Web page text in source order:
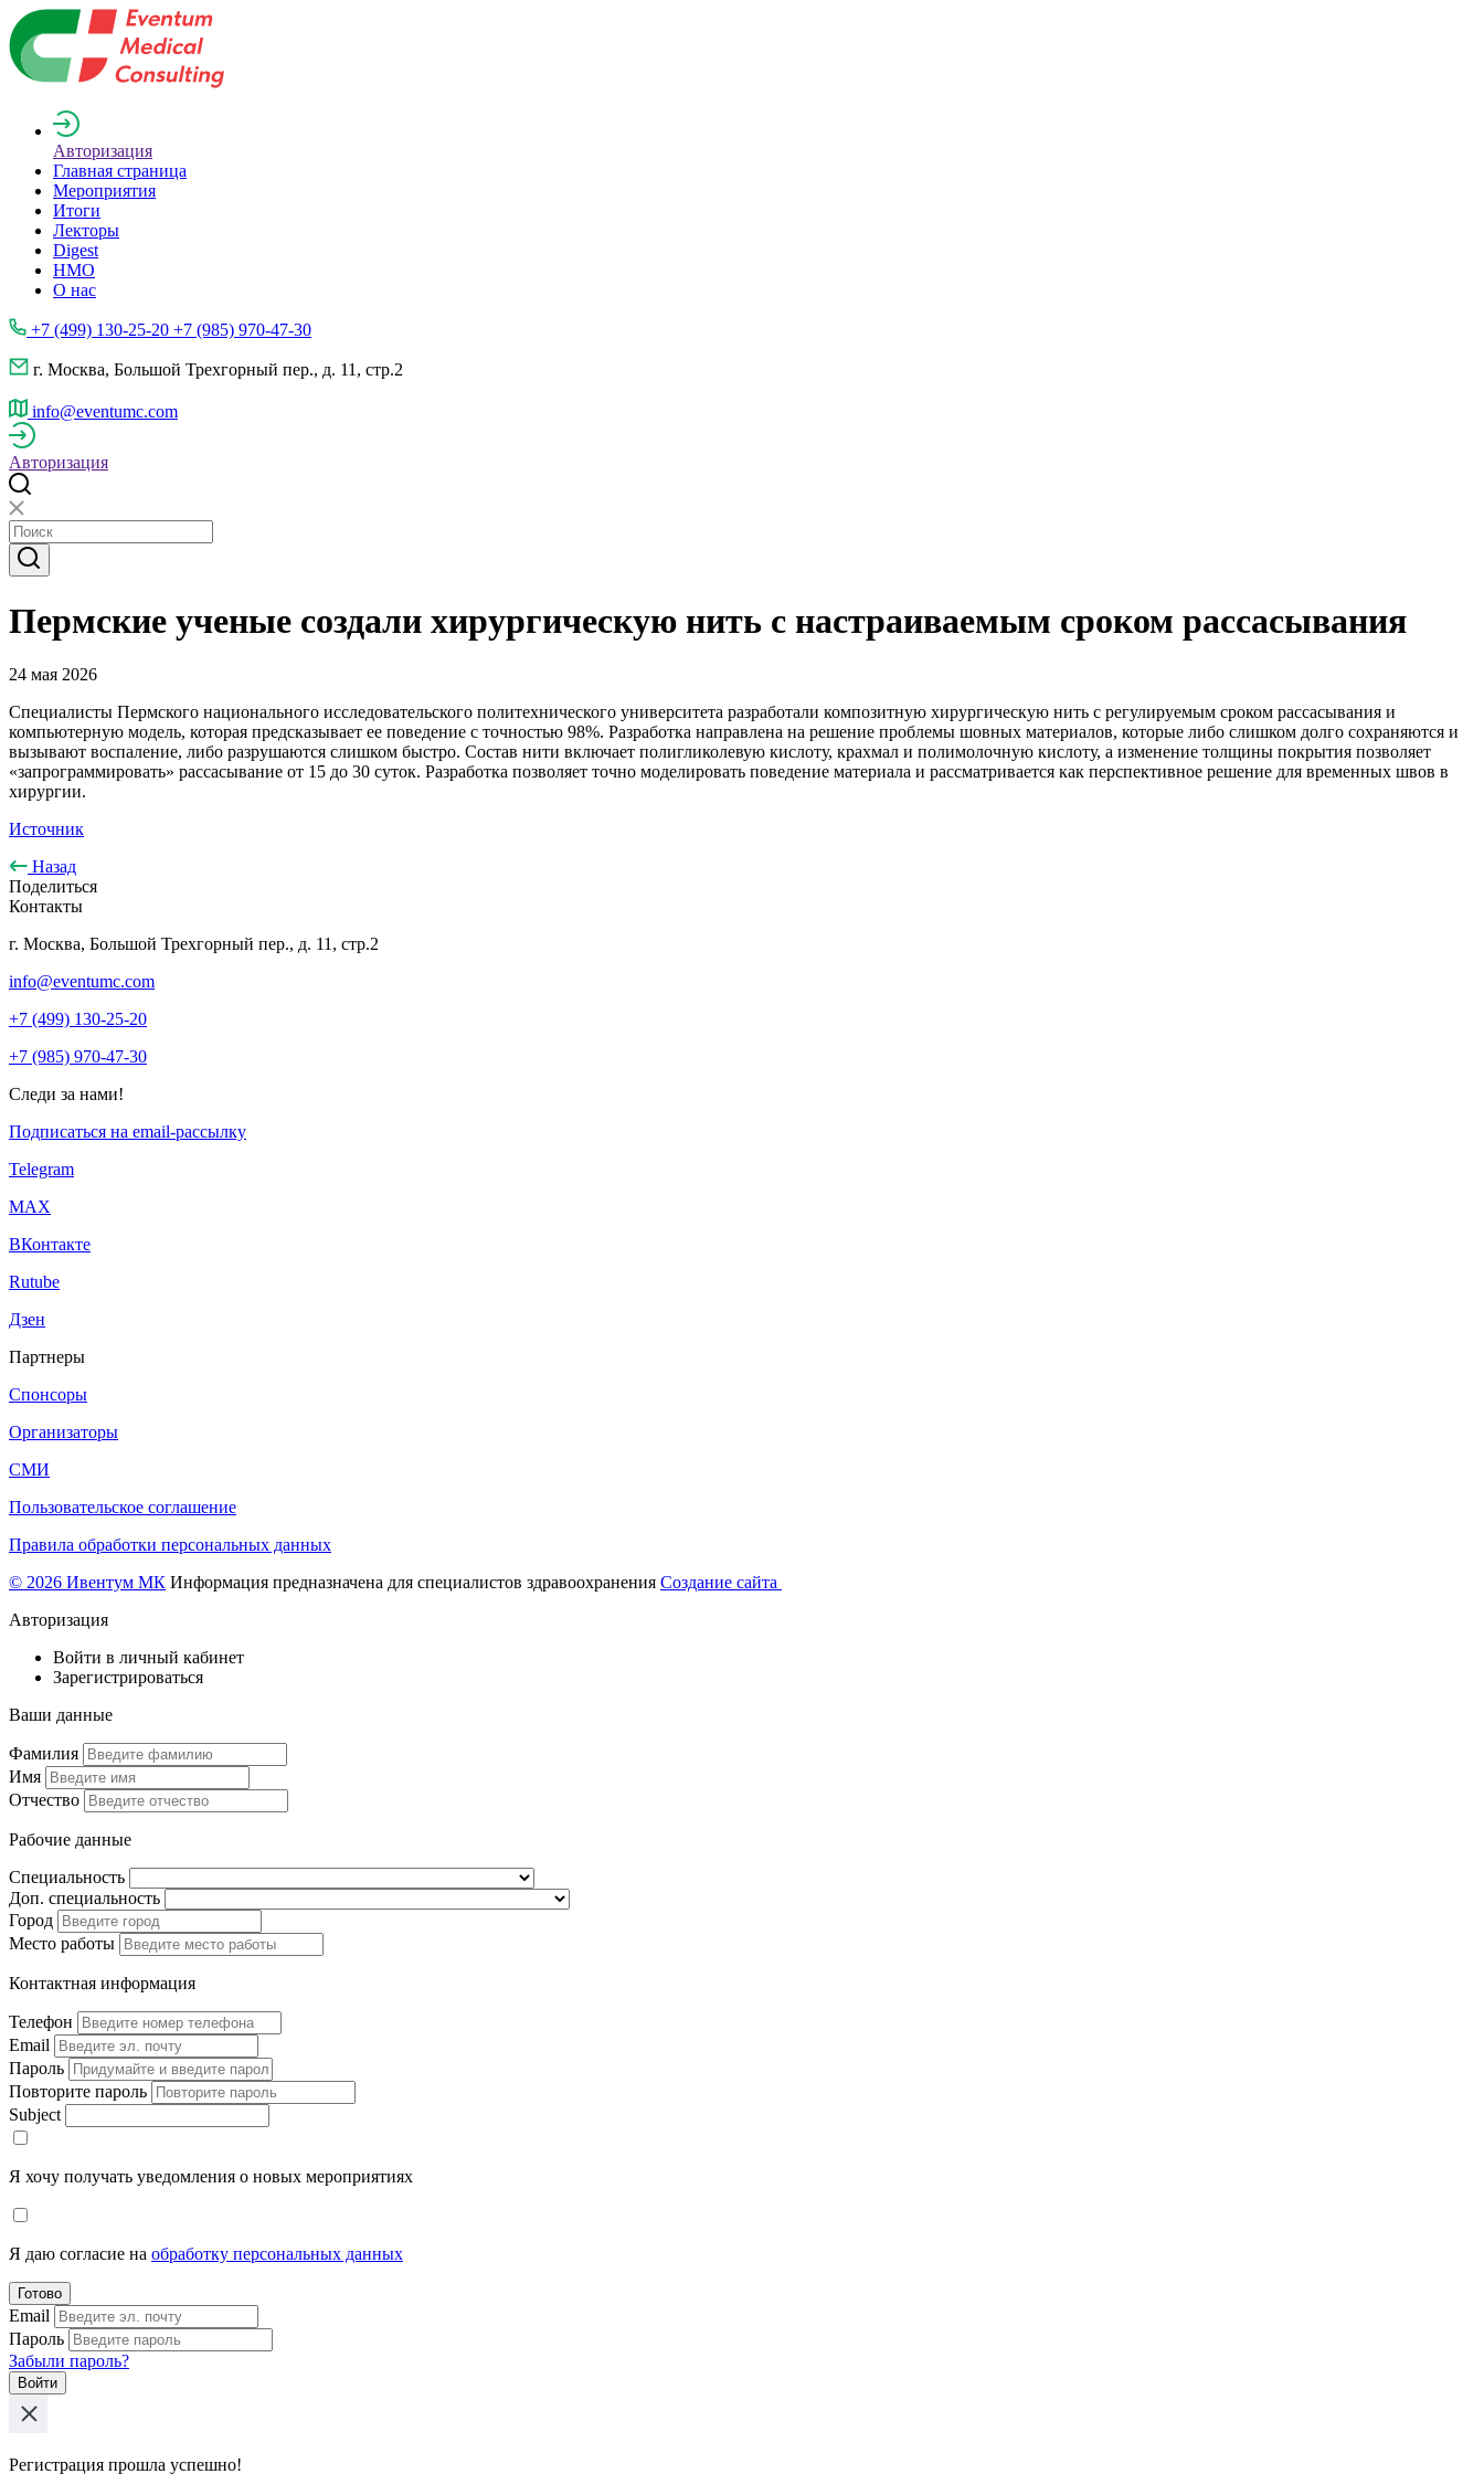
Авторизация
Главная страница
Мероприятия
Итоги
Лекторы
Digest
НМО
О нас
+7 (499) 130-25-20 +7 (985) 970-47-30
г. Москва, Большой Трехгорный пер., д. 11, стр.2
info@eventumc.com
Авторизация
Пермские ученые создали хирургическую нить с настраиваемым сроком рассасывания
24 мая 2026
Специалисты Пермского национального исследовательского политехнического университета разработали композитную хирургическую нить с регулируемым сроком рассасывания и
компьютерную модель, которая предсказывает ее поведение с точностью 98%. Разработка направлена на решение проблемы шовных материалов, которые либо слишком долго сохраняются и
вызывают воспаление, либо разрушаются слишком быстро. Состав нити включает полигликолевую кислоту, крахмал и полимолочную кислоту, а изменение толщины покрытия позволяет
«запрограммировать» рассасывание от 15 до 30 суток. Разработка позволяет точно моделировать поведение материала и рассматривается как перспективное решение для временных швов в
хирургии.
Источник
Назад
Поделиться
Контакты
г. Москва, Большой Трехгорный пер., д. 11, стр.2
info@eventumc.com
+7 (499) 130-25-20
+7 (985) 970-47-30
Следи за нами!
Подписаться на email-рассылку
Telegram
МАХ
ВКонтакте
Rutube
Дзен
Партнеры
Спонсоры
Организаторы
СМИ
Пользовательское соглашение
Правила обработки персональных данных
© 2026 Ивентум МК Информация предназначена для специалистов здравоохранения Создание сайта
Авторизация
Войти в личный кабинет
Зарегистрироваться
Ваши данные
Фамилия
Имя
Отчество
Рабочие данные
Специальность
Доп. специальность
Город
Место работы
Контактная информация
Телефон
Email
Пароль
Повторите пароль
Subject
Я хочу получать уведомления о новых мероприятиях
Я даю согласие на обработку персональных данных
Готово
Email
Пароль
Забыли пароль?
Войти
Регистрация прошла успешно!